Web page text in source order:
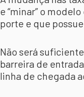
e “minar” o
porte e que
Não será
barreira de
linha de chegada